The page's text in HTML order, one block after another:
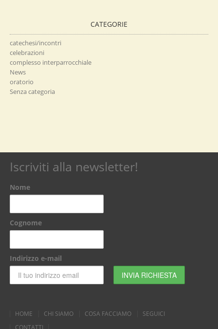
CATEGORIE
catechesi/incontri
celebrazioni
complesso interparrocchiale
News
oratorio
Senza categoria
Iscriviti alla newsletter!
Nome
Cognome
Indirizzo e-mail
HOME CHI SIAMO COSA FACCIAMO
SEGUICI
CONTATTI